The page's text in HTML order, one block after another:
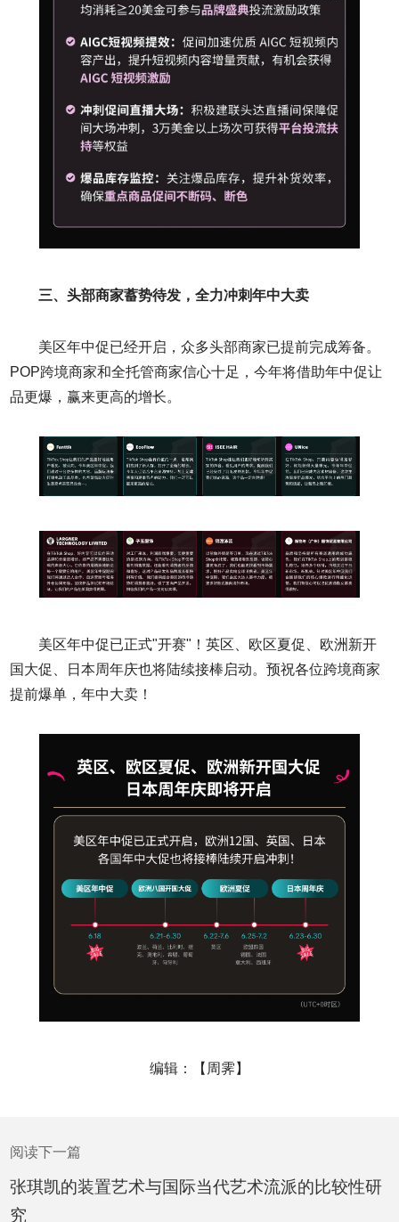
三、头部商家蓄势待发，全力冲刺年中大卖
美区年中促已经开启，众多头部商家已提前完成筹备。
POP跨境商家和全托管商家信心十足，今年将借助年中促让
品更爆，赢来更高的增长。
美区年中促已正式"开赛"！英区、欧区夏促、欧洲新开
国大促、日本周年庆也将陆续接棒启动。预祝各位跨境商家
提前爆单，年中大卖！
编辑：【周霁】
阅读下一篇
张琪凯的装置艺术与国际当代艺术流派的比较性研
究